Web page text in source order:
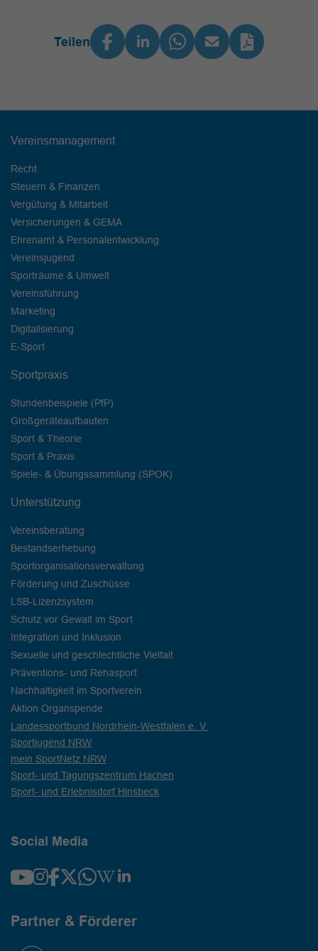
Teilen
Vereinsmanagement
Recht
Steuern & Finanzen
Vergütung & Mitarbeit
Versicherungen & GEMA
Ehrenamt & Personalentwicklung
Vereinsjugend
Sporträume & Umwelt
Vereinsführung
Marketing
Digitalisierung
E-Sport
Sportpraxis
Stundenbeispiele (PfP)
Großgeräteaufbauten
Sport & Theorie
Sport & Praxis
Spiele- & Übungssammlung (SPOK)
Unterstützung
Vereinsberatung
Bestandserhebung
Sportorganisationsverwaltung
Förderung und Zuschüsse
LSB-Lizenzsystem
Schutz vor Gewalt im Sport
Integration und Inklusion
Sexuelle und geschlechtliche Vielfalt
Präventions- und Rehasport
Nachhaltigkeit im Sportverein
Aktion Organspende
Landessportbund Nordrhein-Westfalen e. V.
Sportjugend NRW
mein SportNetz NRW
Sport- und Tagungszentrum Hachen
Sport- und Erlebnisdorf Hinsbeck
Social Media
Partner & Förderer